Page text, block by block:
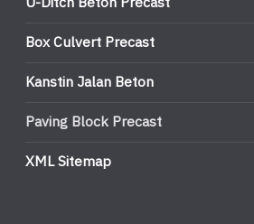
Box Culvert Precast
Kanstin Jalan Beton
Paving Block Precast
XML Sitemap